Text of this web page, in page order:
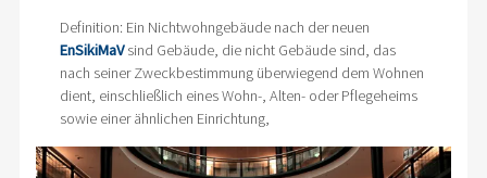
Definition: Ein Nichtwohngebäude nach der neuen
EnSikiMaVsind Gebäude, die nicht Gebäude sind, das
nach seiner Zweckbestimmung überwiegend dem Wohnen
dient, einschließlich eines Wohn-, Alten- oder Pflegeheims
sowie einer ähnlichen Einrichtung,